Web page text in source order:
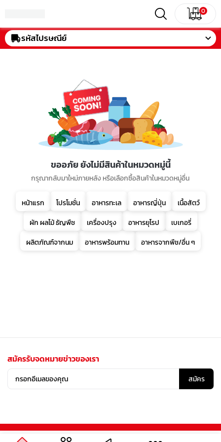
0
รหัสไปรษณีย์
ขออภัย ยังไม่มีสินค้าในหมวดหมู่นี้
กรุณากลับมาใหม่ภายหลัง หรือเลือกซื้อสินค้าในหมวดหมู่อื่น
หน้าแรก โปรโมชั่น อาหารทะเล อาหารญี่ปุ่น
เนื้อสัตว์
ผัก ผลไม้ ธัญพืช
เครื่องปรุง อาหารยุโรป
เบเกอรี่
ผลิตภัณฑ์จากนม
อาหารพร้อมทาน อาหารจากพืช/อื่น ๆ
สมัครรับจดหมายข่าวของเรา
สมัคร